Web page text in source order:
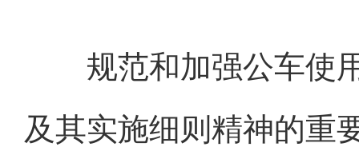
规范和加强公车使用
及其实施细则精神的重